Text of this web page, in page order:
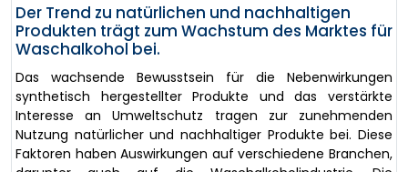
Der Trend zu natürlichen und nachhaltigen
Produkten trägt zum Wachstum des Marktes für
Waschalkohol bei.
Das wachsende Bewusstsein für die Nebenwirkungen
synthetisch hergestellter Produkte und das verstärkte
Interesse an Umweltschutz tragen zur zunehmenden
Nutzung natürlicher und nachhaltiger Produkte bei. Diese
Faktoren haben Auswirkungen auf verschiedene Branchen,